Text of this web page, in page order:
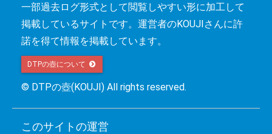
一部過去ログ形式として閲覧しやすい形に加工して
掲載しているサイトです。運営者のKOUJIさんに許
諾を得て情報を掲載しています。
DTPの壺について
© DTPの壺(KOUJI) All rights reserved.
このサイトの運営